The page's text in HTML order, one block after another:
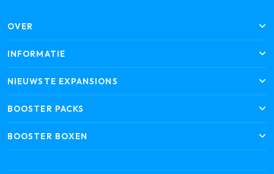
OVER
INFORMATIE
NIEUWSTE EXPANSIONS
BOOSTER PACKS
BOOSTER BOXEN